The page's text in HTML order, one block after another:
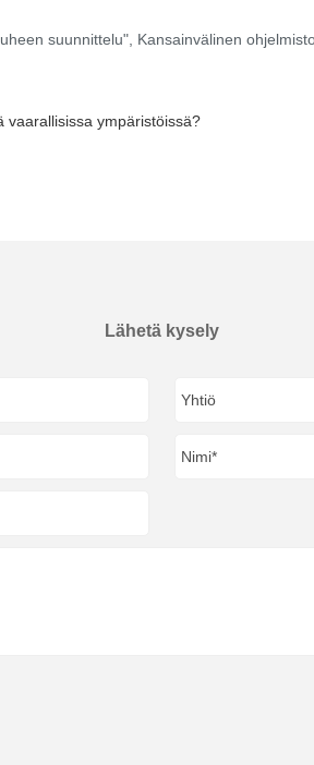
suunnittelu", Kansainvälinen
vaarallisissa ympäristöissä?
Lähetä kysely